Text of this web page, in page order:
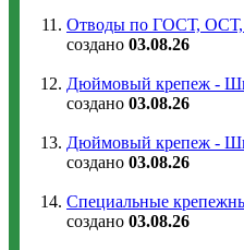
Отводы по ГОСТ,
создано 03.08.26
Дюймовый крепеж -
создано 03.08.26
Дюймовый крепеж -
создано 03.08.26
Специальные
создано 03.08.26